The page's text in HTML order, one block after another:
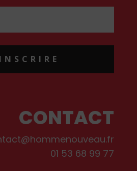
CONTACT
01 53 68 99 77